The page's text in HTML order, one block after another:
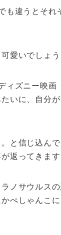
違うとそ
愛いでしょう
ズニー映画
いに、自分
と信じ込ん
返ってきます
ノサウルス
ぺしゃんこ